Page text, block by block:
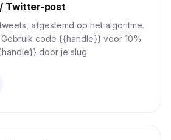
Twitter-post
afgestemd op het algoritme.
code {{handle}} voor 10%
door je slug.